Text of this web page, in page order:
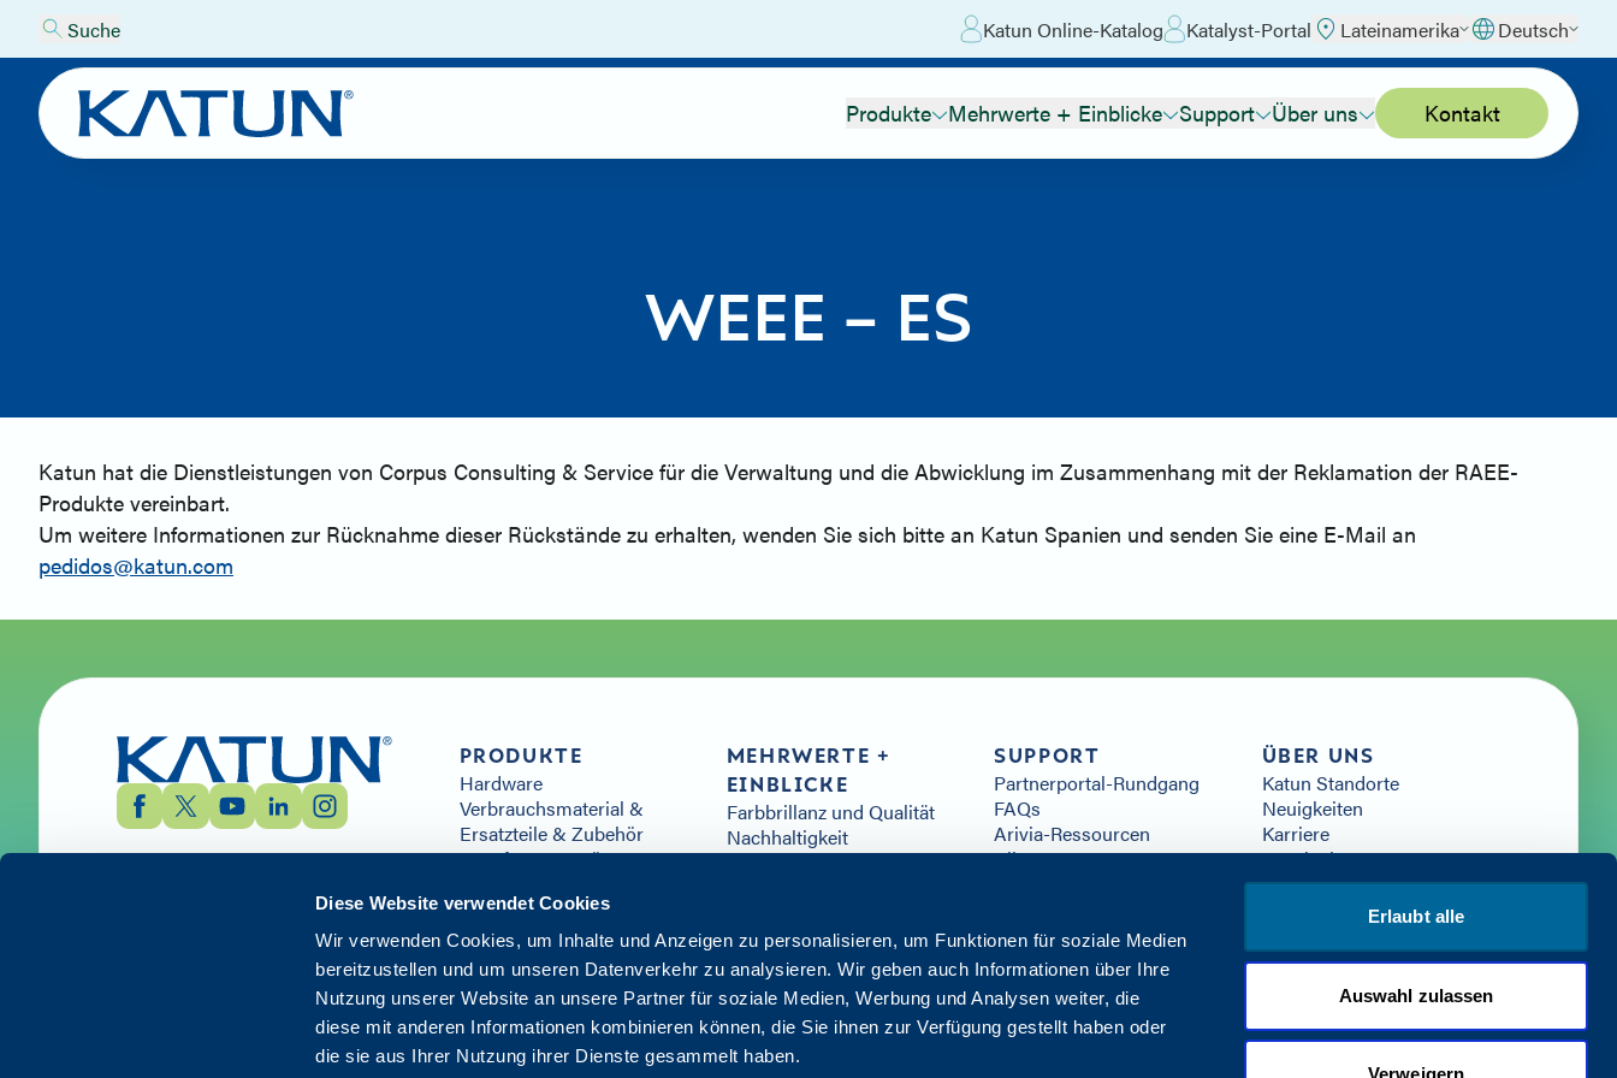
Diese Website verwendet Cookies
Wir verwenden Cookies, um Inhalte und Anzeigen zu personalisieren, um Funktionen für soziale Medien
bereitzustellen und um unseren Datenverkehr zu analysieren. Wir geben auch Informationen über Ihre
Nutzung unserer Website an unsere Partner für soziale Medien, Werbung und Analysen weiter, die
diese mit anderen Informationen kombinieren können, die Sie ihnen zur Verfügung gestellt haben oder
die sie aus Ihrer Nutzung ihrer Dienste gesammelt haben.
Erlaubt alle
Auswahl zulassen
Verweigern
Suche Katun Online-Katalog Katalyst-Portal Lateinamerika Deutsch
Produkte Mehrwerte + Einblicke Support Über uns Kontakt
WEEE – ES
Katun hat die Dienstleistungen von Corpus Consulting & Service für die Verwaltung und die Abwicklung im Zusammenhang mit der Reklamation der RAEE-
Produkte vereinbart.
Um weitere Informationen zur Rücknahme dieser Rückstände zu erhalten, wenden Sie sich bitte an Katun Spanien und senden Sie eine E-Mail an
pedidos@katun.com
PRODUKTE
Hardware
Verbrauchsmaterial &
Ersatzteile & Zubehör
IT Software & Lösungen
MEHRWERTE +
EINBLICKE
Farbbrillanz und Qualität
Nachhaltigkeit
Kunden-Service
Innovationszentrum
SUPPORT
Partnerportal-Rundgang
FAQs
Arivia-Ressourcen
Alle Ressourcen
ÜBER UNS
Katun Standorte
Neuigkeiten
Karriere
Jetzt loslegen
© 2026 Katun. Alle Rechte vorbehalten. Bedingungen und Konditionen